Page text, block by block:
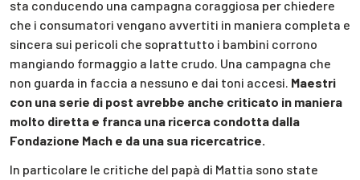
sta conducendo una campagna coraggiosa per chiedere
che i consumatori vengano avvertiti in maniera completa e
sincera sui pericoli che soprattutto i bambini corrono
mangiando formaggio a latte crudo. Una campagna che
non guarda in faccia a nessuno e dai toni accesi. Maestri
con una serie di post avrebbe anche criticato in maniera
molto diretta e franca una ricerca condotta dalla
Fondazione Mach e da una sua ricercatrice.
In particolare le critiche del papà di Mattia sono state